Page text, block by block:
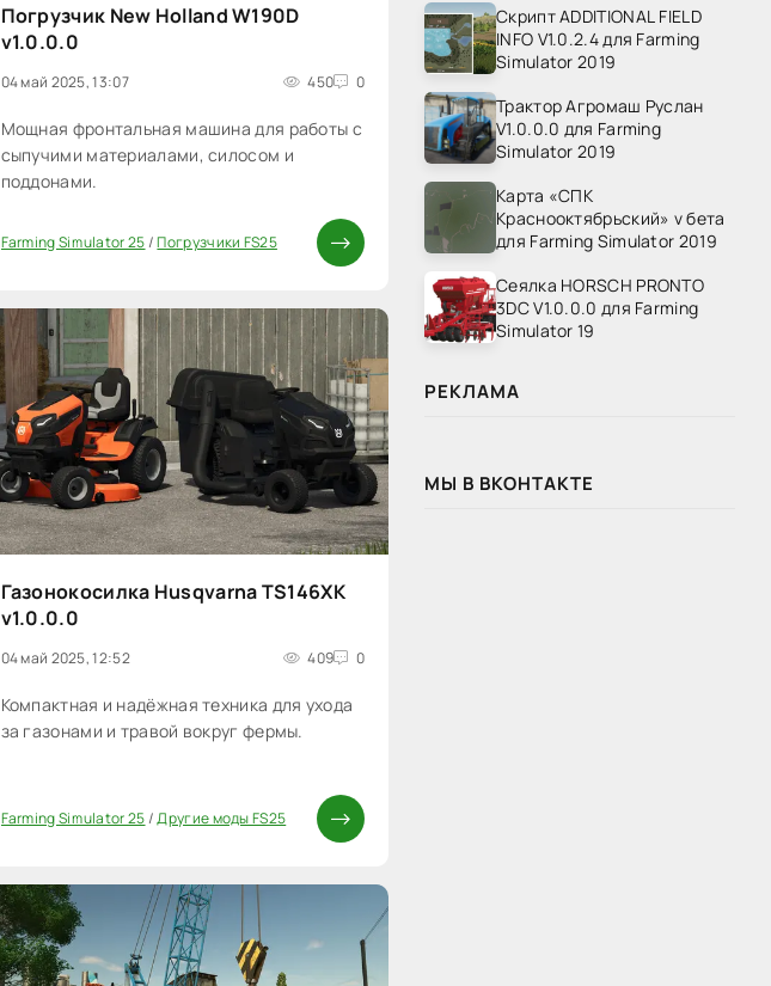
Погрузчик New Holland W190D
v1.0.0.0
04 май 2025, 13:07 450 0
Мощная фронтальная машина для работы с
сыпучими материалами, силосом и
поддонами.
Farming Simulator 25/Погрузчики FS25
Газонокосилка Husqvarna TS146XK
v1.0.0.0
04 май 2025, 12:52 409 0
Компактная и надёжная техника для ухода
за газонами и травой вокруг фермы.
Farming Simulator 25/Другие моды FS25
Скрипт ADDITIONAL FIELD
INFO V1.0.2.4 для Farming
Simulator 2019
Трактор Агромаш Руслан
V1.0.0.0 для Farming
Simulator 2019
Карта «СПК
Краснооктябрьский» v бета
для Farming Simulator 2019
Сеялка HORSCH PRONTO
3DC V1.0.0.0 для Farming
Simulator 19
РЕКЛАМА
МЫ В ВКОНТАКТЕ